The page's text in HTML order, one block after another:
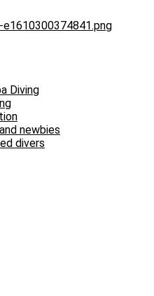
Diving
newbies
divers